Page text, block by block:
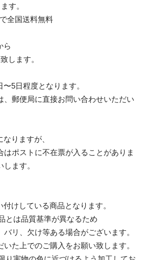
す。
全国送料無料
ら
します。
5日程度となります。
、郵便局に直接お問い合わせいただい
りますが、
はポストに不在票が入ることがありま
ます。
けしている商品となります。
とは品質基準が異なるため
リ、欠け等ある場合がございます。
いた上でのご購入をお願い致します。